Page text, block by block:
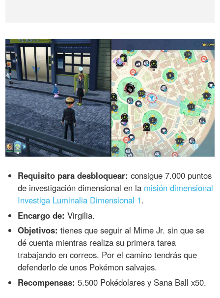
Requisito para desbloquear: consigue 7.000 puntos
de investigación dimensional en la misión dimensional
Investiga Luminalia Dimensional 1.
Encargo de: Virgilia.
Objetivos: tienes que seguir al Mime Jr. sin que se
dé cuenta mientras realiza su primera tarea
trabajando en correos. Por el camino tendrás que
defenderlo de unos Pokémon salvajes.
Recompensas: 5.500 Pokédolares y Sana Ball x50.